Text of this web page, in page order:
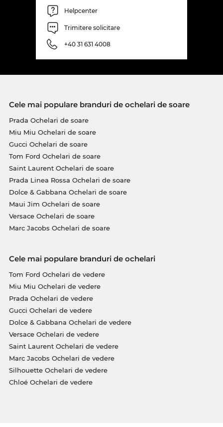
Helpcenter
Trimitere solicitare
+40 31 631 4008
Cele mai populare branduri de ochelari de soare
Prada Ochelari de soare
Miu Miu Ochelari de soare
Gucci Ochelari de soare
Tom Ford Ochelari de soare
Saint Laurent Ochelari de soare
Prada Linea Rossa Ochelari de soare
Dolce & Gabbana Ochelari de soare
Maui Jim Ochelari de soare
Versace Ochelari de soare
Marc Jacobs Ochelari de soare
Cele mai populare branduri de ochelari
Tom Ford Ochelari de vedere
Miu Miu Ochelari de vedere
Prada Ochelari de vedere
Gucci Ochelari de vedere
Dolce & Gabbana Ochelari de vedere
Versace Ochelari de vedere
Saint Laurent Ochelari de vedere
Marc Jacobs Ochelari de vedere
Silhouette Ochelari de vedere
Chloé Ochelari de vedere